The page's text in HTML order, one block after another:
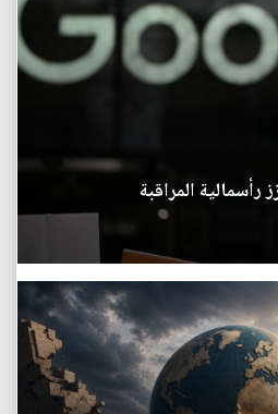
المراقبة